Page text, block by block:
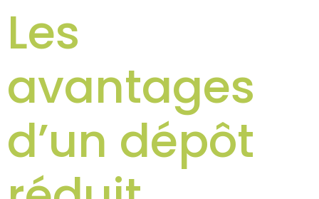
Les
avantages
d’un dépôt